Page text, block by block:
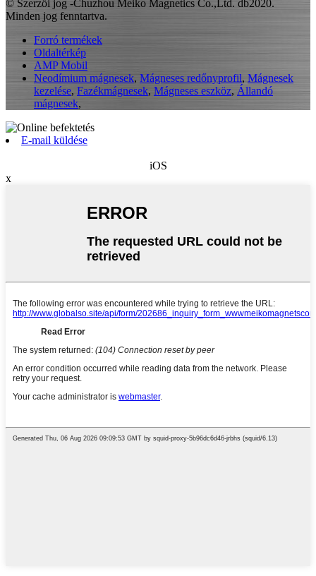
© Szerzői jog -Chuzhou Meiko Magnetics Co.,Ltd. db2020.
Minden jog fenntartva.
Forró termékek
Oldaltérkép
AMP Mobil
Neodímium mágnesek, Mágneses redőnyprofil, Mágnesek
kezelése, Fazékmágnesek, Mágneses eszköz, Állandó
mágnesek,
E-mail küldése
iOS
x